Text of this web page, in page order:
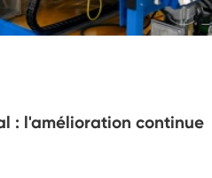
: l'amélioration continue